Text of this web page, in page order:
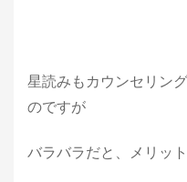
星読みもカウンセリン
のですが
バラバラだと、メリッ